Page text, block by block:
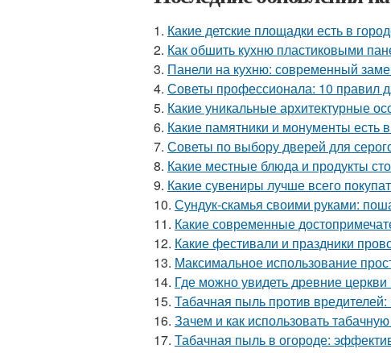
1. Какие детские площадки есть в
2. Как обшить кухню пластиковыми
3. Панели на кухню: современный
4. Советы профессионала: 10 правил
5. Какие уникальные архитектурные
6. Какие памятники и монументы есть
7. Советы по выбору дверей для
8. Какие местные блюда и продукты
9. Какие сувениры лучше всего
10. Сундук-скамья своими руками:
11. Какие современные
12. Какие фестивали и праздники
13. Максимальное использование
14. Где можно увидеть древние
15. Табачная пыль против
16. Зачем и как использовать
17. Табачная пыль в огороде: